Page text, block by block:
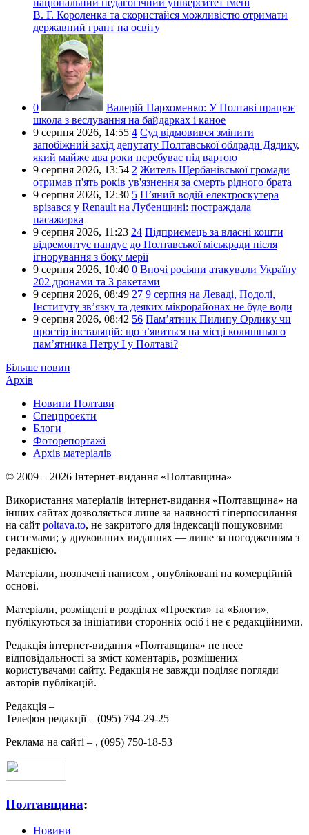
національний педагогічний університет імені
В. Г. Короленка та скористайся можливістю отримати
державний грант на освіту
0 Валерій Пархоменко: У Полтаві працює
школа з веслування на байдарках і каное
9 серпня 2026, 14:55 4 Суд відмовився змінити
запобіжний захід депутату Полтавської облради Дядику,
який майже два роки перебуває під вартою
9 серпня 2026, 13:54 2 Житель Щербанівської громади
отримав п'ять років ув'язнення за смерть рідного брата
9 серпня 2026, 12:30 5 П’яний водій електроскутера
врізався у Renault на Лубенщині: постраждала
пасажирка
9 серпня 2026, 11:23 24 Підприємець за власні кошти
відремонтує пандус до Полтавської міськради після
ігнорування з боку мерії
9 серпня 2026, 10:40 0 Вночі росіяни атакували Україну
202 дронами та 3 ракетами
9 серпня 2026, 08:49 27 9 серпня на Леваді, Подолі,
Інституту зв’язку та деяких мікрорайонах не буде води
9 серпня 2026, 08:42 56 Пам’ятник Пилипу Орлику чи
простір інсталяцій: що з’явиться на місці колишнього
пам’ятника Петру I у Полтаві?
Більше новин
Архів
Новини Полтави
Спецпроекти
Блоги
Фоторепортажі
Архів матеріалів
© 2009 – 2026 Інтернет-видання «Полтавщина»
Використання матеріалів інтернет-видання «Полтавщина» на
інших сайтах дозволяється лише за наявності гіперпосилання
на сайт poltava.to, не закритого для індексації пошуковими
системами; у друкованих виданнях — лише за погодженням з
редакцією.
Матеріали, позначені написом , опубліковані на комерційній
основі.
Матеріали, розміщені в розділах «Проекти» та «Блоги»,
публікуються за ініціативи сторонніх осіб і не є редакційними.
Редакція інтернет-видання «Полтавщина» не несе
відповідальності за зміст коментарів, розміщених
користувачами сайту. Редакція не завжди поділяє погляди
авторів публікацій.
Редакція –
Телефон редакції – (095) 794-29-25
Реклама на сайті – , (095) 750-18-53
Полтавщина:
Новини